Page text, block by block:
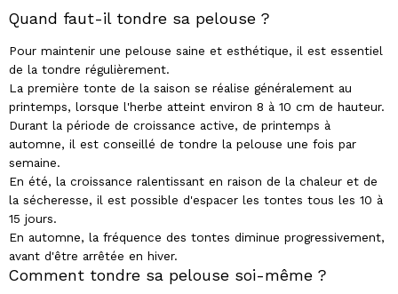
Quand faut-il tondre sa pelouse ?
Pour maintenir une pelouse saine et esthétique, il est essentiel
de la tondre régulièrement.
La première tonte de la saison se réalise généralement au
printemps, lorsque l'herbe atteint environ 8 à 10 cm de hauteur.
Durant la période de croissance active, de printemps à
automne, il est conseillé de tondre la pelouse une fois par
semaine.
En été, la croissance ralentissant en raison de la chaleur et de
la sécheresse, il est possible d'espacer les tontes tous les 10 à
15 jours.
En automne, la fréquence des tontes diminue progressivement,
avant d'être arrêtée en hiver.
Comment tondre sa pelouse soi-même ?